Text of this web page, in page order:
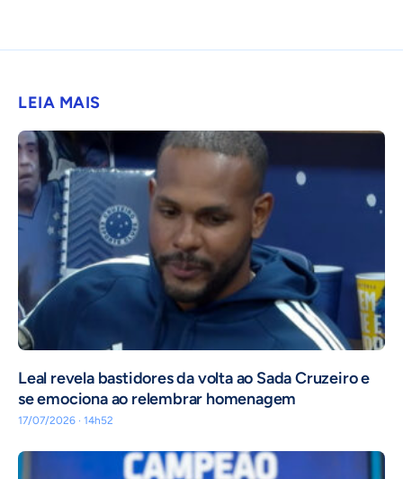
LEIA MAIS
Leal revela bastidores da volta ao Sada Cruzeiro e
se emociona ao relembrar homenagem
17/07/2026 · 14h52